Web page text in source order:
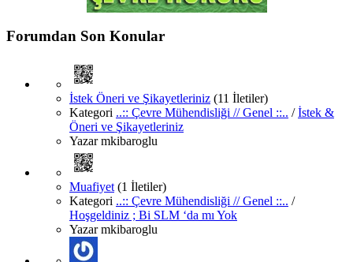
Forumdan Son Konular
İstek Öneri ve Şikayetleriniz (11 İletiler)
Kategori ..:: Çevre Mühendisliği // Genel ::.. /İstek &
Öneri ve Şikayetleriniz
Yazarmkibaroglu
Muafiyet (1 İletiler)
Kategori ..:: Çevre Mühendisliği // Genel ::.. /
Hoşgeldiniz ; Bi SLM ‘da mı Yok
Yazarmkibaroglu